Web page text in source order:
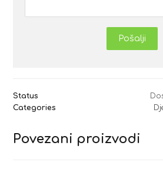
Pošalji
Status
Categories
Povezani proizvodi